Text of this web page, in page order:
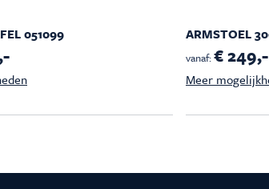
051099 ARMSTOEL
vanaf:€ 249,-
Meer